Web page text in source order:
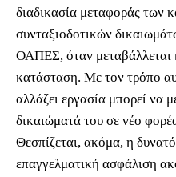
διαδικασία μεταφοράς των
συνταξιοδοτικών
ΟΑΠΕΣ, όταν μεταβάλλεται
κατάσταση. Με τον τρόπο
αλλάζει εργασία μπορεί να
δικαιώματά του σε νέο
Θεσπίζεται, ακόμα, η
επαγγελματική ασφάλιση